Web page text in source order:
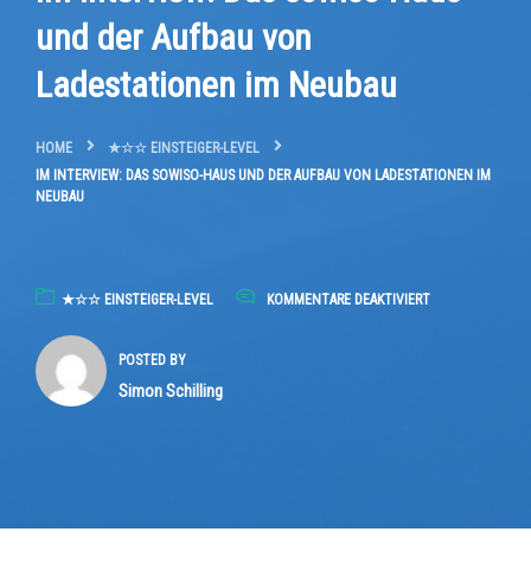
und der Aufbau von
Ladestationen im Neubau
HOME
★☆☆ EINSTEIGER-LEVEL
IM INTERVIEW: DAS SOWISO-HAUS UND DER AUFBAU VON LADESTATIONEN IM
NEUBAU
★☆☆ EINSTEIGER-LEVEL KOMMENTARE DEAKTIVIERTFÜR
LADESTATIONEN
POSTED BY
Simon Schilling